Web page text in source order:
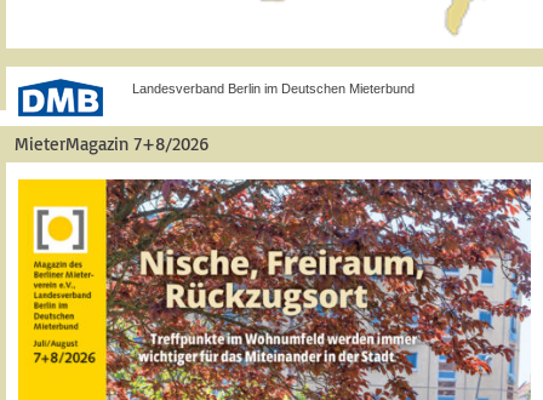
Landesverband Berlin im Deutschen Mieterbund
MieterMagazin 7+8/2026